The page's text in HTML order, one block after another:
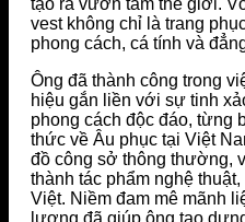
tạo ra vươn tầm thế giới.
vest không chỉ là trang
phong cách, cá tính và
Ông đã thành công trong
hiệu gắn liền với sự tinh
phong cách độc đáo, từng
thức về Âu phục tại Việt
đồ công sở thông thường,
thành tác phẩm nghệ
Việt. Niềm đam mê mãnh
lượng đã giúp ông tạo